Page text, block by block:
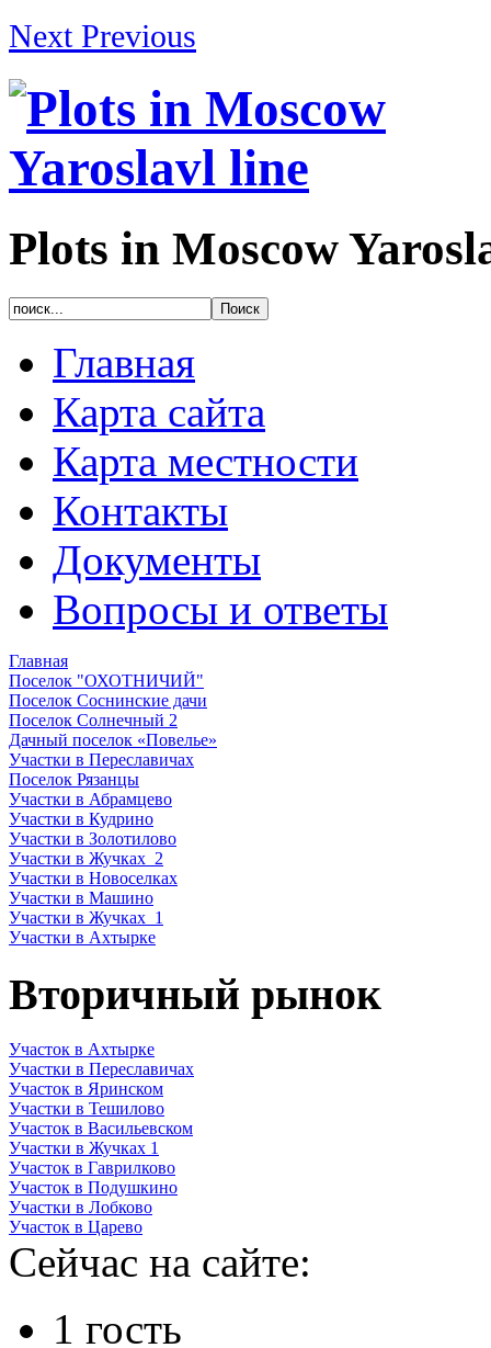
Next Previous
Plots in Moscow
Главная
Карта сайта
Карта местности
Контакты
Документы
Вопросы и ответы
Главная
Поселок "ОХОТНИЧИЙ"
Поселок Соснинские дачи
Поселок Солнечный 2
Дачный поселок «Повелье»
Участки в Переславичах
Поселок Рязанцы
Участки в Абрамцево
Участки в Кудрино
Участки в Золотилово
Участки в Жучках_2
Участки в Новоселках
Участки в Машино
Участки в Жучках_1
Участки в Ахтырке
Вторичный рынок
Участок в Ахтырке
Участки в Переславичах
Участок в Яринском
Участки в Тешилово
Участок в Васильевском
Участки в Жучках 1
Участок в Гаврилково
Участок в Подушкино
Участки в Лобково
Участок в Царево
Сейчас на сайте:
1 гость